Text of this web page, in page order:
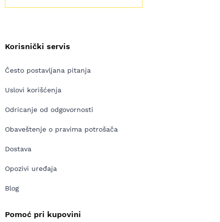
Korisnički servis
Često postavljana pitanja
Uslovi korišćenja
Odricanje od odgovornosti
Obaveštenje o pravima potrošača
Dostava
Opozivi uređaja
Blog
Pomoć pri kupovini